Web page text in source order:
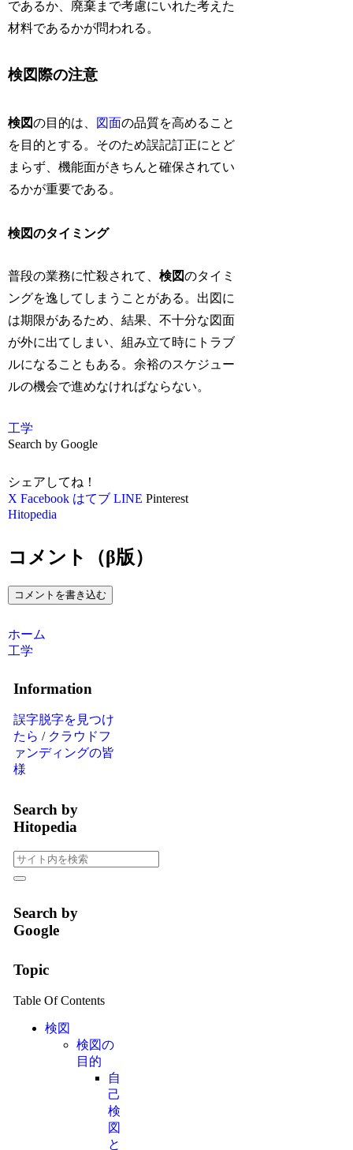
であるか、廃棄まで考慮にいれた考えた
材料であるかが問われる。
検図際の注意
検図の目的は、 図面の品質を高めること
を目的とする。そのため誤記訂正にとど
まらず、機能面がきちんと確保されてい
るかが重要である。
検図のタイミング
普段の業務に忙殺されて、検図のタイミ
ングを逸してしまうことがある。出図に
は期限があるため、結果、不十分な図面
が外に出てしまい、組み立て時にトラブ
ルになることもある。余裕のスケジュー
ルの機会で進めなければならない。
工学
Search by Google
シェアしてね！
X Facebook はてブ LINE Pinterest
Hitopedia
コメント（β版）
コメントを書き込む
ホーム
工学
Information
誤字脱字を見つけ
たら / クラウドフ
ァンディングの皆
様
Search by
Hitopedia
Search by
Google
Topic
Table Of Contents
検図
検図の
目的
自
己
検
図
と